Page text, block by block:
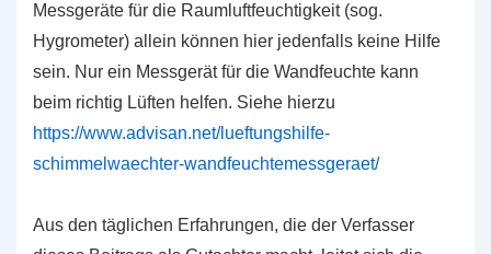
Messgeräte für die Raumluftfeuchtigkeit (sog.
Hygrometer) allein können hier jedenfalls keine Hilfe
sein. Nur ein Messgerät für die Wandfeuchte kann
beim richtig Lüften helfen. Siehe hierzu
https://www.advisan.net/lueftungshilfe-
schimmelwaechter-wandfeuchtemessgeraet/
Aus den täglichen Erfahrungen, die der Verfasser